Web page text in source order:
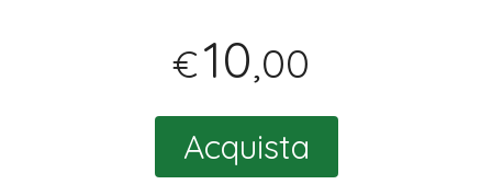
€10,00
Acquista